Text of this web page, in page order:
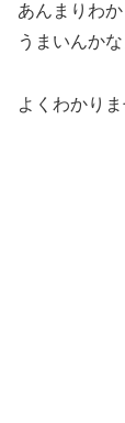
あんまりわか
うまいんかな
よくわかりま